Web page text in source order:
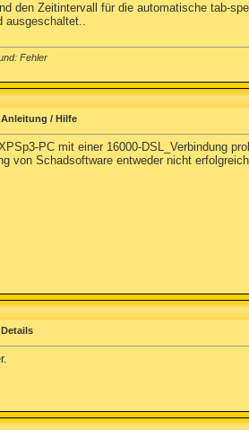
den Zeitintervall für die automatische tab-
ausgeschaltet..
Fehler
/ Hilfe
PC mit einer 16000-DSL_Verbindung
von Schadsoftware entweder nicht